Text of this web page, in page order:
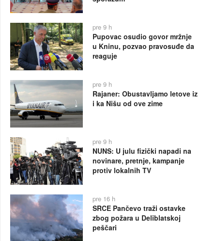
pre 9 h
Pupovac osudio govor mržnje
u Kninu, pozvao pravosuđe da
reaguje
pre 9 h
Rajaner: Obustavljamo letove iz
i ka Nišu od ove zime
pre 9 h
NUNS: U julu fizički napadi na
novinare, pretnje, kampanje
protiv lokalnih TV
pre 16 h
SRCE Pančevo traži ostavke
zbog požara u Deliblatskoj
peščari